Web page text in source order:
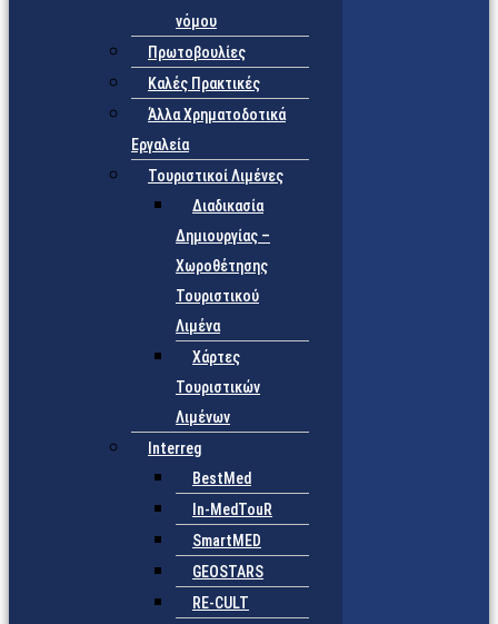
νόμου
Πρωτοβουλίες
Καλές Πρακτικές
Άλλα Χρηματοδοτικά
Εργαλεία
Τουριστικοί Λιμένες
Διαδικασία
Δημιουργίας –
Χωροθέτησης
Τουριστικού
Λιμένα
Χάρτες
Τουριστικών
Λιμένων
Interreg
BestMed
In-MedTouR
SmartMED
GEOSTARS
RE-CULT